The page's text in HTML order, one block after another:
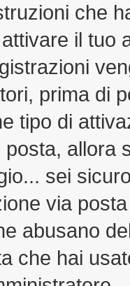
che
il tuo
prima di
tipo di
allora
sei
via
abusano
che hai